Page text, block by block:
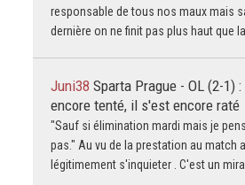
responsable de tous nos maux mais
dernière on ne finit pas plus haut que la…
Juni38 Sparta Prague - OL (2-1)
encore tenté, il s'est encore raté
"Sauf si élimination mardi mais je
pas." Au vu de la prestation au match
légitimement s'inquieter . C'est un